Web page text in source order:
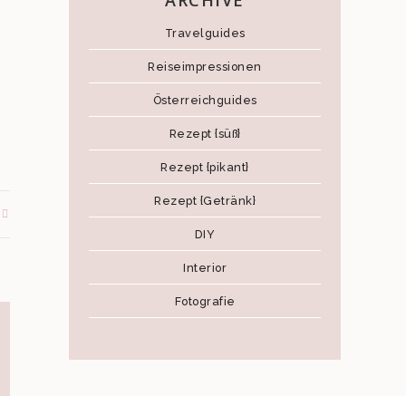
Travelguides
Reiseimpressionen
Österreichguides
Rezept {süß}
Rezept {pikant}
Rezept {Getränk}
DIY
Interior
Fotografie